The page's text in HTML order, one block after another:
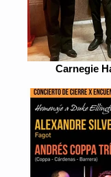
Carnegie